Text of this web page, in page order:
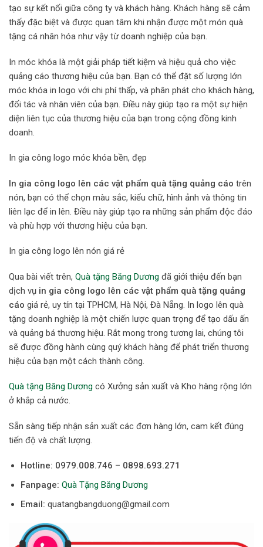
tạo sự kết nối giữa công ty và khách hàng. Khách hàng sẽ cảm
thấy đặc biệt và được quan tâm khi nhận được một món quà
tặng cá nhân hóa như vậy từ doanh nghiệp của bạn.
In móc khóa là một giải pháp tiết kiệm và hiệu quả cho việc
quảng cáo thương hiệu của bạn. Bạn có thể đặt số lượng lớn
móc khóa in logo với chi phí thấp, và phân phát cho khách hàng,
đối tác và nhân viên của bạn. Điều này giúp tạo ra một sự hiện
diện liên tục của thương hiệu của bạn trong cộng đồng kinh
doanh.
In gia công logo móc khóa bền, đẹp
In gia công logo lên các vật phẩm quà tặng quảng cáo trên
nón, bạn có thể chọn màu sắc, kiểu chữ, hình ảnh và thông tin
liên lạc để in lên. Điều này giúp tạo ra những sản phẩm độc đáo
và phù hợp với thương hiệu của bạn.
In gia công logo lên nón giá rẻ
Qua bài viết trên, Quà tặng Băng Dương đã giới thiệu đến bạn
dịch vụ in gia công logo lên các vật phẩm quà tặng quảng
cáo giá rẻ, uy tín tại TPHCM, Hà Nội, Đà Nẵng. In logo lên quà
tặng doanh nghiệp là một chiến lược quan trọng để tạo dấu ấn
và quảng bá thương hiệu. Rắt mong trong tương lai, chúng tôi
sẽ được đồng hành cùng quý khách hàng để phát triển thương
hiệu của bạn một cách thành công.
Quà tặng Băng Dương có Xưởng sản xuất và Kho hàng rộng lớn
ở khắp cả nước.
Sẵn sàng tiếp nhận sản xuất các đơn hàng lớn, cam kết đúng
tiến độ và chất lượng.
Hotline: 0979.008.746 – 0898.693.271
Fanpage: Quà Tặng Băng Dương
Email: quatangbangduong@gmail.com